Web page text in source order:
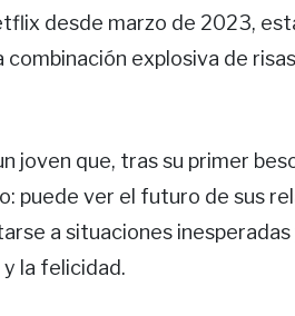
desde marzo de 2023,
combinación explosiva de
joven que, tras su primer
puede ver el futuro de sus
a situaciones
la felicidad.